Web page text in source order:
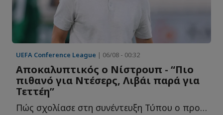
UEFA Conference League | 06/08 - 00:32
Αποκαλυπτικός ο Νίστρουπ - “Πιο
πιθανό για Ντέσερς, Λιβάι παρά για
Τεττέη”
Πώς σχολίασε στη συνέντευξη Τύπου ο προπονητής του Π...